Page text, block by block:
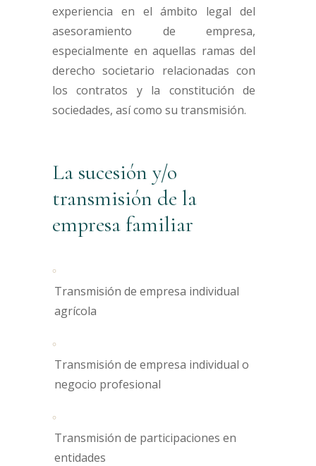
experiencia en el ámbito legal del
asesoramiento de empresa,
especialmente en aquellas ramas del
derecho societario relacionadas con
los contratos y la constitución de
sociedades, así como su transmisión.
La sucesión y/o
transmisión de la
empresa familiar
Transmisión de empresa individual
agrícola
Transmisión de empresa individual o
negocio profesional
Transmisión de participaciones en
entidades